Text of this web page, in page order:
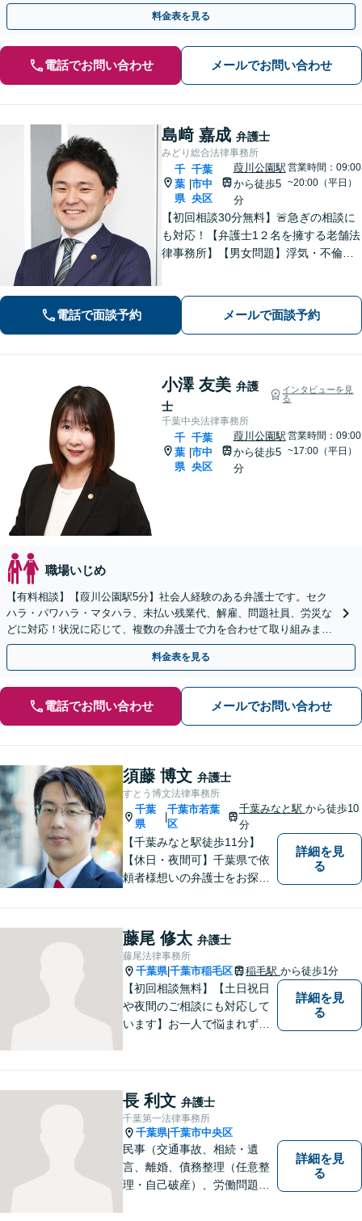
料金表を見る
電話でお問い合わせ メールでお問い合わせ
島﨑 嘉成 弁護士
みどり総合法律事務所
千
葉
県
千葉
市中
央区
葭川公園駅
から徒歩5
分
営業時間：09:00
~20:00（平日）
【初回相談30分無料】🚨急ぎの相談に
も対応！【弁護士1２名を擁する老舗法
律事務所】【男女問題】浮気・不倫の
【債権回収】売掛金の回収はお任せ
【葭川公園駅5分／千葉中央駅10分】
電話で面談予約 メールで面談予約
小澤 友美 弁護
士
インタビューを見
る
千葉中央法律事務所
千
葉
県
千葉
市中
央区
葭川公園駅
から徒歩5
分
営業時間：09:00
~17:00（平日）
職場いじめ
【有料相談】【葭川公園駅5分】社会人経験のある弁護士です。セク
ハラ・パワハラ・マタハラ、未払い残業代、解雇、問題社員、労災な
どに対応！状況に応じて、複数の弁護士で力を合わせて取り組みま
す。労働者・使用者ともに対応【電話・メール相談可】
料金表を見る
電話でお問い合わせ メールでお問い合わせ
須藤 博文 弁護士
すとう博文法律事務所
千葉
県
千葉市若葉
区
千葉みなと駅 から徒歩10
分
【千葉みなと駅徒歩11分】
【休日・夜間可】千葉県で依
頼者様想いの弁護士をお探し
の経済面・精神面を大切に
し、幸福な生活を実現するた
めに努力を惜しみません。債
務整理／刑事／企業法務／交
通事故など、あらゆる問題に
対応可能◎
詳細を見
る
藤尾 修太 弁護士
藤尾法律事務所
千葉県|千葉市稲毛区 稲毛駅 から徒歩1分
【初回相談無料】【土日祝日
や夜間のご相談にも対応して
います】お一人で悩まれず、
詳細を見
る
長 利文 弁護士
千葉第一法律事務所
千葉県|千葉市中央区
民事（交通事故、相続・遺
言、離婚、債務整理（任意整
理・自己破産）、労働問題
詳細を見
る